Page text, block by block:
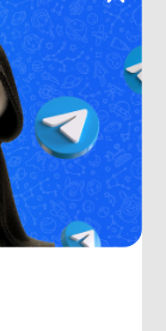
фото
фото